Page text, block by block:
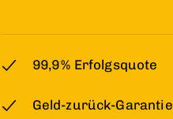
99,9 % Erfolgsquote
Geld-zurück-Garantie